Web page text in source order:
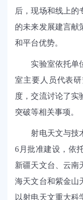
后，现场和线上的
的未来发展建言献
和平台优势。
实验室依托单
室主要人员代表
度，交流讨论了实
突破等相关事项。
射电天文与技
6 月批准建设，依
新疆天文台、云南
海天文台和紫金山
以射电天文重大科